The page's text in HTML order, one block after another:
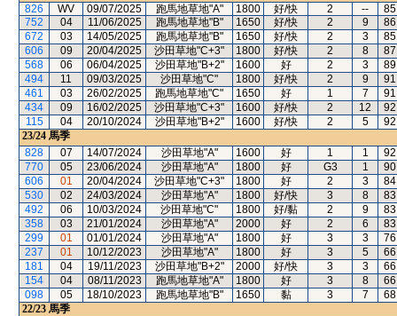
826
WV 09/07/2025 跑馬地草地"A" 1800 好/快 2 --
85
752
04 11/06/2025 跑馬地草地"B" 1650 好/快 2 9
86
672
03 14/05/2025 跑馬地草地"B" 1650 好/快 2 3
85
606
09 20/04/2025 沙田草地"C+3" 1800 好/快 2 8
87
568
06 06/04/2025 沙田草地"B+2" 1600 好 2 3
89
494
11 09/03/2025 沙田草地"C" 1800 好/快 2 9
91
461
03 26/02/2025 跑馬地草地"C" 1650 好 1 7
91
434
09 16/02/2025 沙田草地"C+3" 1600 好/快 2 12
92
115
04 20/10/2024 沙田草地"B+2" 1600 好/快 2 5
92
23/24 馬季
828
07 14/07/2024 沙田草地"A" 1600 好 1 1
92
770
05 23/06/2024 沙田草地"A" 1800 好 G3 1
90
606
01 20/04/2024 沙田草地"C+3" 1800 好 2 3
84
530
02 24/03/2024 沙田草地"A" 1800 好/快 3 8
83
492
06 10/03/2024 沙田草地"C" 1800 好/黏 2 9
83
358
03 21/01/2024 沙田草地"A" 2000 好 2 6
83
299
01 01/01/2024 沙田草地"A" 1800 好 3 3
76
237
01 10/12/2023 沙田草地"A" 1800 好 3 5
66
181
04 19/11/2023 沙田草地"B+2" 2000 好/快 3 3
66
154
04 08/11/2023 跑馬地草地"A" 1800 好 3 8
66
098
05 18/10/2023 跑馬地草地"B" 1650 黏 3 7
68
22/23 馬季